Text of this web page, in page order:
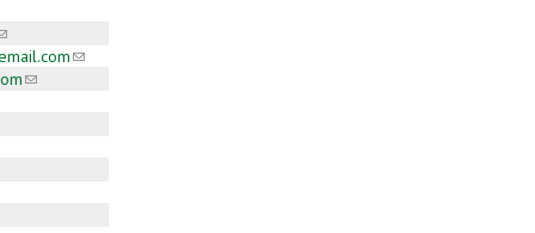
sends e-mail)
(link sends e-mail)
(link sends e-mail)
sends e-mail)
e-mail)
e-mail)